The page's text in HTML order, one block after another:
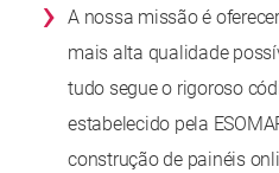
› A nossa missão é
mais alta qualidade
tudo segue o rigoroso
estabelecido pela
construção de painéis